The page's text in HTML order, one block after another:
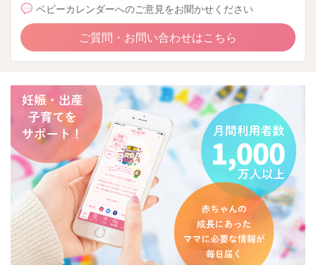
ベビーカレンダーへのご意見をお聞かせください
ご質問・お問い合わせはこちら